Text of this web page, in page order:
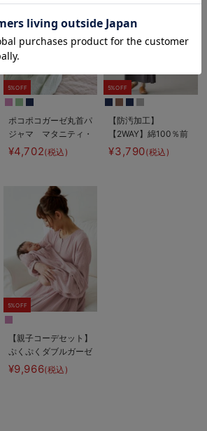
5%OFF
ポコポコガーゼ丸首パ
ジャマ マタニティ・
授乳パジャマ【産後も
長く着れる】
¥4,702(税込)
5%OFF
【防汚加工】
【2WAY】綿100％前
開き長袖ネグリジェ
マタニティ・授乳パジ
¥3,790(税込)
5%OFF
【親子コーデセット】
ぷくぷくダブルガーゼ
裾ティアード3WAYワ
ンピース＆産前産後使
¥9,966(税込)
に入り商品を確認する